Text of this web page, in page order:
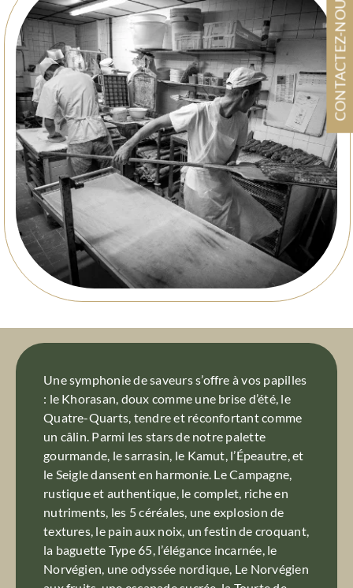
Une symphonie de saveurs s’offre à vos papilles
: le Khorasan, doux comme une brise d’été, le
Quatre-Quarts, tendre et réconfortant comme
un câlin. Parmi les stars de notre palette
gourmande, le sarrasin, le Kamut, l’Épeautre, et
le Seigle dansent en harmonie. Le Campagne,
rustique et authentique, le complet, riche en
nutriments, les 5 céréales, une explosion de
textures, le pain aux noix, un festin de croquant,
la baguette Type 65, l’élégance incarnée, le
Norvégien, une odyssée nordique, Le Norvégien
CONTACTEZ-NOUS